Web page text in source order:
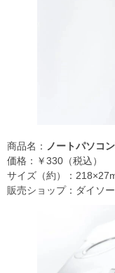
商品名： ノートパソコ
価格：￥330（税込）
サイズ（約）：
販売ショップ：ダイソー